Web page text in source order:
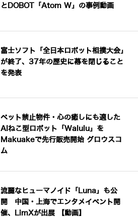
とDOBOT「Atom W」の事例動画
富士ソフト「全日本ロボット相撲大会」
が終了、37年の歴史に幕を閉じること
を発表
ペット禁止物件・心の癒しにも適した
AIねこ型ロボット「Walulu」を
Makuakeで先行販売開始 グロウスコ
ム
流麗なヒューマノイド「Luna」も公
開 中国・上海でエンタメイベント開
催、LimXが出展 【動画】